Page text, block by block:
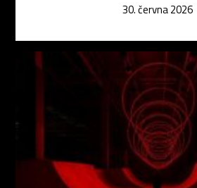
30. června 2026